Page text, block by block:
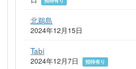
北鵜島
2024年12月15日
Tabi
2024年12月7日 招待有り